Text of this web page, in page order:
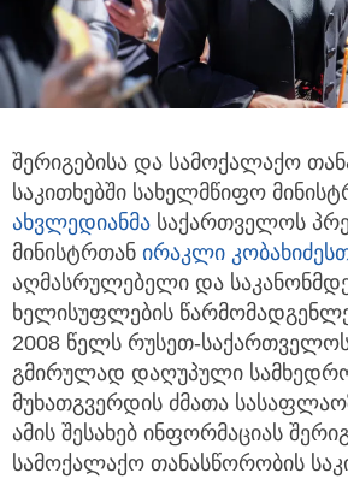
შერიგებისა და სამოქალაქო
საკითხებში სახელმწიფო
ახვლედიანმა საქართველოს
მინისტრთან ირაკლი
აღმასრულებელი და
ხელისუფლების
2008 წელს რუსეთ-
გმირულად დაღუპული
მუხათგვერდის ძმათა
ამის შესახებ ინფორმაციას
სამოქალაქო თანასწორობის